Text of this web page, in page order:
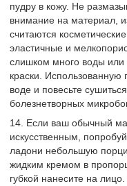
пудру в кожу. Не
внимание на материал,
считаются
эластичные и
слишком много воды или
краски. Использованную
воде и повесьте
болезнетворных
14. Если ваш обычный
искусственным,
ладони небольшую
жидким кремом в
губкой нанесите на